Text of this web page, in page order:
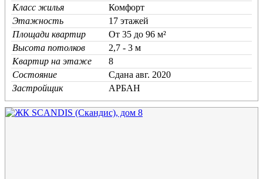
Класс жилья
Комфорт
Этажность
17 этажей
Площади квартир
От 35 до 96 м²
Высота потолков
2,7 - 3 м
Квартир на этаже
8
Состояние
Cдана авг. 2020
Застройщик
АРБАН